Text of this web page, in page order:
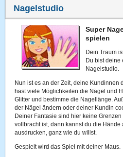
Nagelstudio
Super
spielen
Dein Traum
Du bist deine
Nagelstudio.
Nun ist es an der Zeit, deine Kundinnen
hast viele Möglichkeiten die Nägel und
Glitter und bestimme die Nagellänge.
der Nägel ändern oder deiner Kundin
Deiner Fantasie sind hier keine
vollbracht ist, dann kannst du die Hände
ausdrucken, ganz wie du willst.
Gespielt wird das Spiel mit deiner Maus.